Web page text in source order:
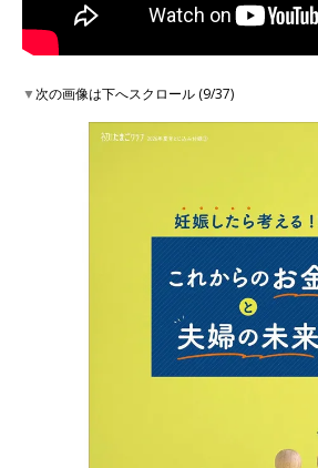
▼次の画像は下へスクロール (9/37)